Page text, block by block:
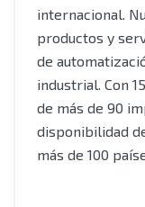
internacional.
productos y
de
industrial. Con
de más de 90
disponibilidad
más de 100